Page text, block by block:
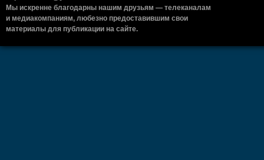
Мы искренне благодарны нашим друзьям — телеканалам
и медиакомпаниям, любезно предоставившим свои
материалы для публикации на сайте.